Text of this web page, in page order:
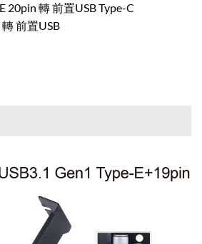
20pin 轉 前置USB Type-C
前置USB